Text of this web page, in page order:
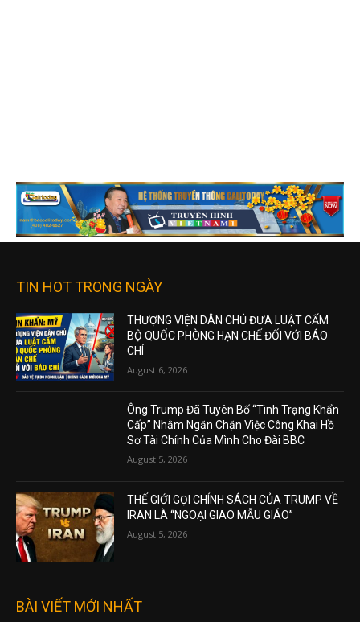
TIN HOT TRONG NGÀY
THƯỢNG VIỆN DÂN CHỦ ĐƯA LUẬT CẤM
BỘ QUỐC PHÒNG HẠN CHẾ ĐỐI VỚI BÁO
CHÍ
August 6, 2026
Ông Trump Đã Tuyên Bố “Tình Trạng Khẩn
Cấp” Nhằm Ngăn Chặn Việc Công Khai Hồ
Sơ Tài Chính Của Mình Cho Đài BBC
August 5, 2026
THẾ GIỚI GỌI CHÍNH SÁCH CỦA TRUMP VỀ
IRAN LÀ “NGOẠI GIAO MẪU GIÁO”
August 5, 2026
BÀI VIẾT MỚI NHẤT